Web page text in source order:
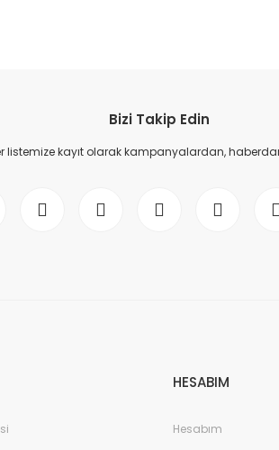
Bizi Takip Edin
listemize kayıt olarak kampanyalardan,
HESABIM
Hesabım